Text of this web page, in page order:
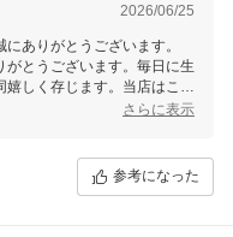
2026/06/25
ありがとうございます。
がとうございます。毎日に生
しく存じます。当店はこれ
・サービスの提供を目指して
さらに表示
参考になった